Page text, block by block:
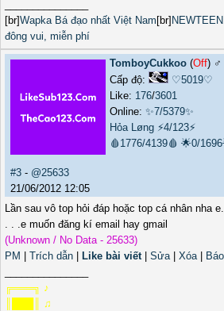
[br]Wapka Bá đạo nhất Việt Nam [br]
đông vui, miễn phí
TomboyCukkoo (Off) ♂️
Cấp độ:
♡5019♡
Like: 176/3601
Online: ✨7/5379✨
Hỏa Løng ⚡4/123⚡
🩸1776/4139🩸 🌟0/
#3 - @25633
21/06/2012 12:05
Lần sau vô top hỏi đáp hoặc top cá nhân nha
. . .e muốn đăng kí email hay gmail
(Unknown / No Data - 25633)
PM
Trích dẫn Like bài viết| Sửa| Xóa|
╔═══╗ ♪
║███║ ♫